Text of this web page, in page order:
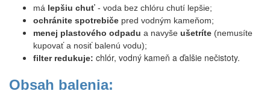
má lepšiu chuť - voda bez chlóru chutí lepšie;
ochránite spotrebiče pred vodným kameňom;
menej plastového odpadu a navyše ušetríte (nemusíte
kupovať a nosiť balenú vodu);
filter redukuje: chlór, vodný kameň a ďalšie nečistoty.
Obsah balenia: